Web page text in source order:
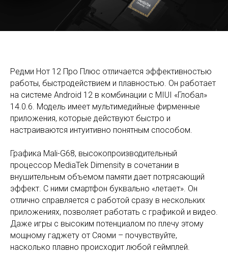
Редми Нот 12 Про Плюс отличается эффективностью
работы, быстродействием и плавностью. Он работает
на системе Android 12 в комбинации с MIUI «Глобал»
14.0.6. Модель имеет мультимедийные фирменные
приложения, которые действуют быстро и
настраиваются интуитивно понятным способом.
Графика Mali-G68, высокопроизводительный
процессор MediaTek Dimensity в сочетании в
внушительным объемом памяти дает потрясающий
эффект. С ними смартфон буквально «летает». Он
отлично справляется с работой сразу в нескольких
приложениях, позволяет работать с графикой и видео.
Даже игры с высоким потенциалом по плечу этому
мощному гаджету от Сяоми – почувствуйте,
насколько плавно происходит любой геймплей.